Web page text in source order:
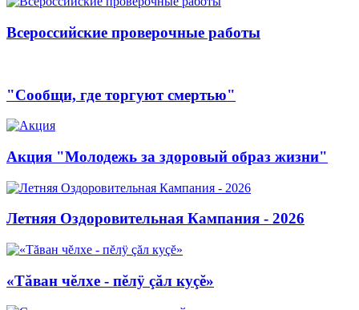
Всероссийские проверочные работы
"Сообщи, где торгуют смертью"
Акция "Молодежь за здоровый образ жизни"
Летняя Оздоровительная Кампания - 2026
«Тăван чĕлхе - пĕлÿ çăл куçĕ»